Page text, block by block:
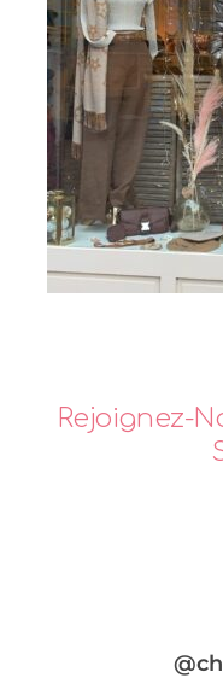
Rejoignez-